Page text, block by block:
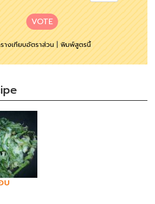
VOTE
างเทียบอัตราส่วน|พิมพ์สูตรนี้
บ